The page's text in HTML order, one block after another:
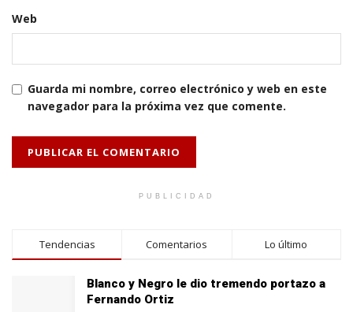
Web
Guarda mi nombre, correo electrónico y web en este
navegador para la próxima vez que comente.
PUBLICIDAD
Tendencias Comentarios Lo último
Blanco y Negro le dio tremendo portazo a
Fernando Ortiz